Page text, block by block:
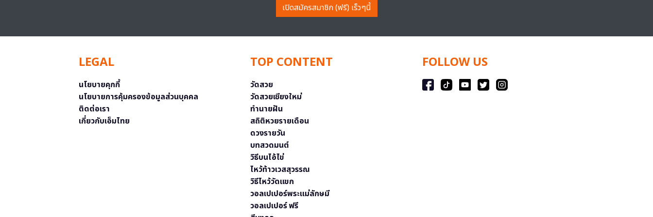
เปิดสมัครสมาชิก (ฟรี) เร็วๆนี้
LEGAL
นโยบายคุกกี้
นโยบายการคุ้มครองข้อมูลส่วนบุคคล
ติดต่อเรา
เกี่ยวกับเอ็มไทย
TOP CONTENT
วัดสวย
วัดสวยเชียงใหม่
ทำนายฝัน
สถิติหวยรายเดือน
ดวงรายวัน
บทสวดมนต์
วิธีบนไอ้ไข่
ไหว้ท้าวเวสสุวรรณ
วิธีไหว้วัดแขก
วอลเปเปอร์พระแม่ลักษมี
วอลเปเปอร์ ฟรี
FOLLOW US